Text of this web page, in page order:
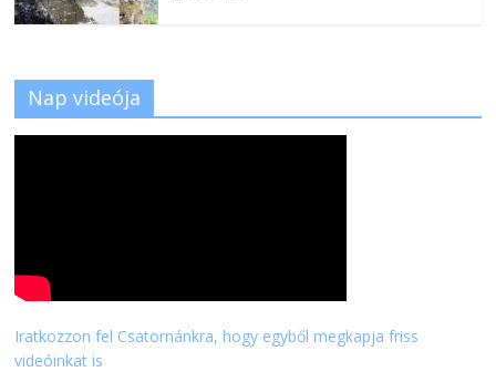
Nap videója
Iratkozzon fel Csatornánkra, hogy egyből megkapja friss
videóinkat is